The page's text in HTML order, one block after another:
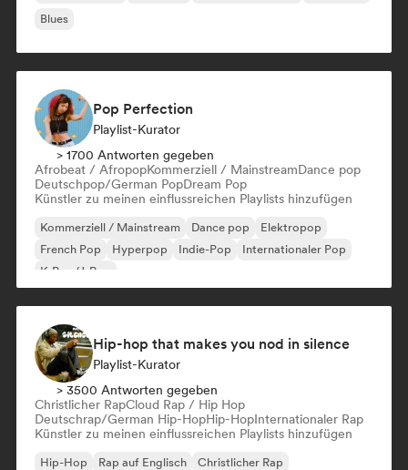
Blues
Pop Perfection
Playlist-Kurator
> 1700 Antworten gegeben
Afrobeat / AfropopKommerziell / MainstreamDance pop
Deutschpop/German PopDream Pop
Künstler zu meinen einflussreichen Playlists hinzufügen
Kommerziell / Mainstream Dance pop
Elektropop
French Pop
Hyperpop Indie-Pop
Internationaler Pop
K-Pop/J-Pop
Hip-hop that makes you nod in silence
Playlist-Kurator
> 3500 Antworten gegeben
Christlicher RapCloud Rap / Hip Hop
Deutschrap/German Hip-HopHip-HopInternationaler Rap
Künstler zu meinen einflussreichen Playlists hinzufügen
Hip-Hop Rap auf Englisch
Christlicher Rap